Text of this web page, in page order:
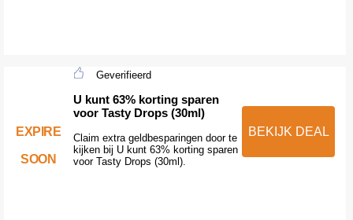
EXPIRE
SOON
Geverifieerd
U kunt 63% korting sparen
voor Tasty Drops (30ml)
Claim extra geldbesparingen door te
kijken bij U kunt 63% korting sparen
voor Tasty Drops (30ml).
BEKIJK DEAL